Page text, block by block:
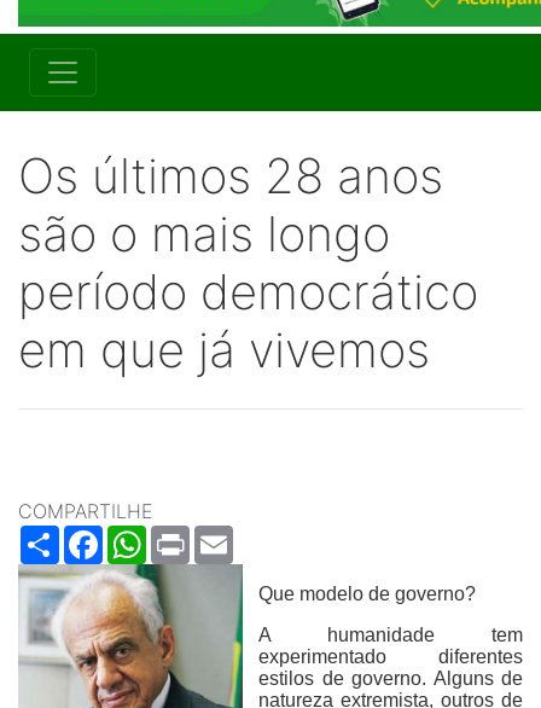
Os últimos 28 anos
são o mais longo
período democrático
em que já vivemos
COMPARTILHE
ShareFacebookWhatsApp
Print
Que modelo de governo?
A humanidade tem
experimentado diferentes
estilos de governo. Alguns de
natureza extremista, outros de